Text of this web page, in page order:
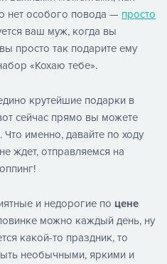
нет особого повода — просто
ваш муж, когда вы
просто так подарите ему
«Кохаю тебе».
крутейшие подарки в
сейчас прямо вы можете
. Что именно, давайте по ходу
ждет, отправляемся на
и недорогие по цене
можно каждый день, ну
какой-то праздник, то
необычными, яркими и